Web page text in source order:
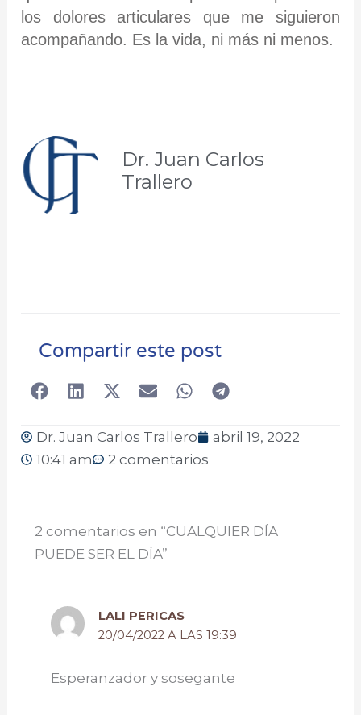
los dolores articulares que me siguieron
acompañando. Es la vida, ni más ni menos.
Dr. Juan Carlos
Trallero
Compartir este post
Dr. Juan Carlos Trallero
abril 19, 2022
10:41 am
2 comentarios
2 comentarios en “CUALQUIER DÍA
PUEDE SER EL DÍA”
LALI PERICAS
20/04/2022 A LAS 19:39
Esperanzador y sosegante